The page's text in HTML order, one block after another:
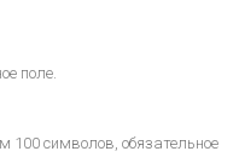
поле.
100 символов, обязательное